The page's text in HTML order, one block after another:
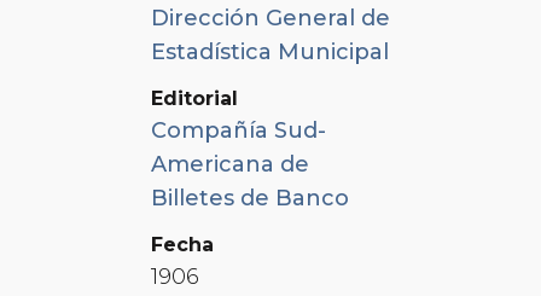
Dirección General de
Estadística Municipal
Editorial
Compañía Sud-
Americana de
Billetes de Banco
Fecha
1906